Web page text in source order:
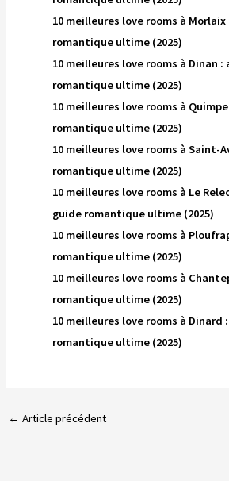
10 meilleures love rooms à
romantique ultime (2025)
10 meilleures love rooms à Dinan :
romantique ultime (2025)
10 meilleures love rooms à
romantique ultime (2025)
10 meilleures love rooms à Saint-
romantique ultime (2025)
10 meilleures love rooms à Le
guide romantique ultime (2025)
10 meilleures love rooms à
romantique ultime (2025)
10 meilleures love rooms à
romantique ultime (2025)
10 meilleures love rooms à Dinard
romantique ultime (2025)
← Article précédent